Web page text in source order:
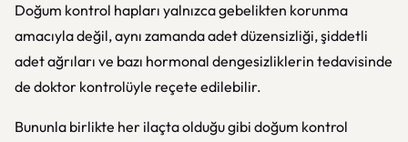
Doğum kontrol hapları yalnızca gebelikten korunma
amacıyla değil, aynı zamanda adet düzensizliği, şiddetli
adet ağrıları ve bazı hormonal dengesizliklerin tedavisinde
de doktor kontrolüyle reçete edilebilir.
Bununla birlikte her ilaçta olduğu gibi doğum kontrol